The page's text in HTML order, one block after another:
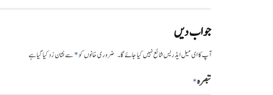
جواب دیں
آپ کا ای میل ایڈریس شائع نہیں کیا جائے گا۔ ضروری خانوں کو*سے نشان زد کیا گیا ہے
تبصرہ*